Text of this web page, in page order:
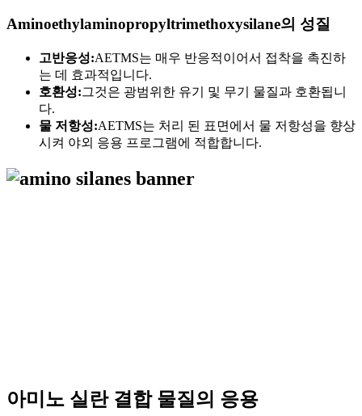
Aminoethylaminopropyltrimethoxysilane의 성질
고반응성:AETMS는 매우 반응적이어서 접착을 촉진하
는 데 효과적입니다.
호환성:그것은 광범위한 유기 및 무기 물질과 호환됩니
다.
물 저항성:AETMS는 처리 된 표면에서 물 저항성을 향상
시켜 야외 응용 프로그램에 적합합니다.
아미노 실란 결합 물질의 응용